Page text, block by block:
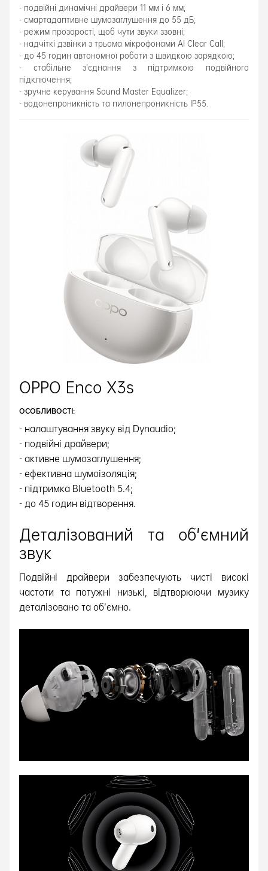
- подвійні динамічні драйвери 11 мм і 6 мм;
- смартадаптивне шумозаглушення до 55 дБ;
- режим прозорості, щоб чути звуки ззовні;
- надчіткі дзвінки з трьома мікрофонами AI Clear Call;
- до 45 годин автономної роботи з швидкою зарядкою;
- стабільне з’єднання з підтримкою подвійного
підключення;
- зручне керування Sound Master Equalizer;
- водонепроникність та пилонепроникність IP55.
OPPO Enco X3s
ОСОБЛИВОСТІ:
- налаштування звуку від Dynaudio;
- подвійні драйвери;
- активне шумозаглушення;
- ефективна шумоізоляція;
- підтримка Bluetooth 5.4;
- до 45 годин відтворення.
Деталізований та об'ємний
звук
Подвійні драйвери забезпечують чисті високі
частоти та потужні низькі, відтворюючи музику
деталізовано та об’ємно.